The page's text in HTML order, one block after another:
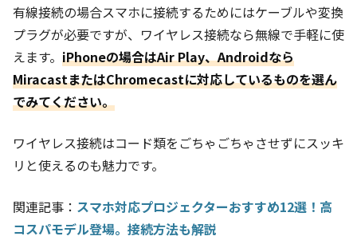
有線接続の場合スマホに接続するためにはケーブルや変換
プラグが必要ですが、ワイヤレス接続なら無線で手軽に使
えます。 iPhoneの場合はAir Play、Androidなら
MiracastまたはChromecastに対応しているものを選ん
でみてください。
ワイヤレス接続はコード類をごちゃごちゃさせずにスッキ
リと使えるのも魅力です。
関連記事： スマホ対応プロジェクターおすすめ12選！高
コスパモデル登場。接続方法も解説